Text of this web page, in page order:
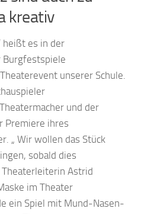
kreativ
heißt es in der
Burgfestspiele
unserer Schule.
und der
Premiere ihres
„ Wir wollen das Stück
sobald dies
Astrid
im Theater
ein Spiel mit Mund-Nasen-